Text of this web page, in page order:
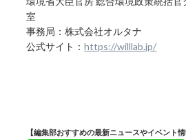
室
事務局：株式会社オルタナ
公式サイト：https://willlab.jp/
【編集部おすすめの最新ニュースやイベント